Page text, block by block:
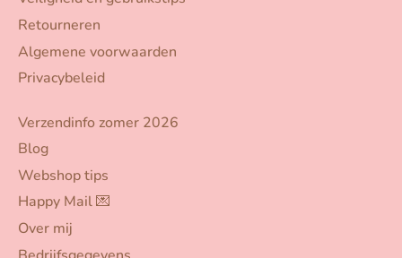
Retourneren
Algemene voorwaarden
Privacybeleid
Verzendinfo zomer 2026
Blog
Webshop tips
Happy Mail 💌
Over mij